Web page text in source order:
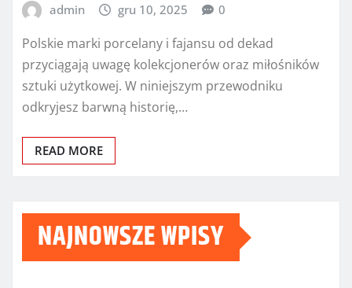
admin gru 10, 2025 0
Polskie marki porcelany i fajansu od dekad
przyciągają uwagę kolekcjonerów oraz miłośników
sztuki użytkowej. W niniejszym przewodniku
odkryjesz barwną historię,…
READ MORE
NAJNOWSZE WPISY